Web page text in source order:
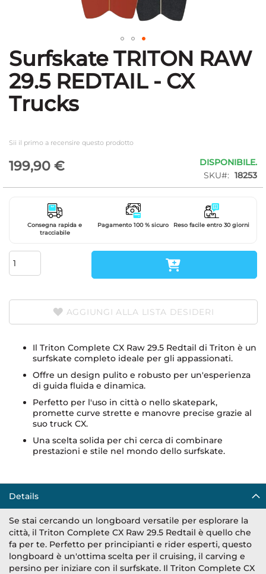
Vai
all'inizio
della
galleria
di
immagini
Surfskate TRITON RAW
29.5 REDTAIL - CX
Trucks
Sii il primo a recensire questo prodotto
199,90 €
DISPONIBILE.
SKU
18253
Consegna rapida e
tracciabile
Pagamento 100 % sicuro Reso facile entro 30 giorni
AGGIUNGI ALLA LISTA DESIDERI
Il Triton Complete CX Raw 29.5 Redtail di Triton è un
surfskate completo ideale per gli appassionati.
Offre un design pulito e robusto per un'esperienza
di guida fluida e dinamica.
Perfetto per l'uso in città o nello skatepark,
promette curve strette e manovre precise grazie al
suo truck CX.
Una scelta solida per chi cerca di combinare
prestazioni e stile nel mondo dello surfskate.
Details
Se stai cercando un longboard versatile per esplorare la
città, il Triton Complete CX Raw 29.5 Redtail è quello che
fa per te. Perfetto per principianti e rider esperti, questo
longboard è un'ottima scelta per il cruising, il carving e
persino per iniziare con il surfskate. Il Triton Complete CX